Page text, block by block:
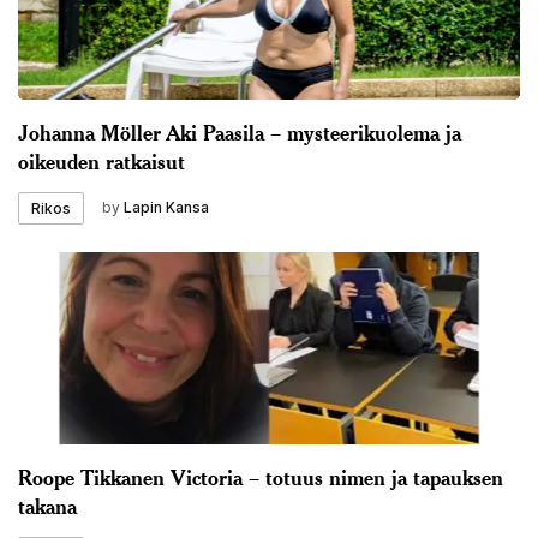
Johanna Möller Aki Paasila – mysteerikuolema ja
oikeuden ratkaisut
Rikos by Lapin Kansa
Roope Tikkanen Victoria – totuus nimen ja tapauksen
takana